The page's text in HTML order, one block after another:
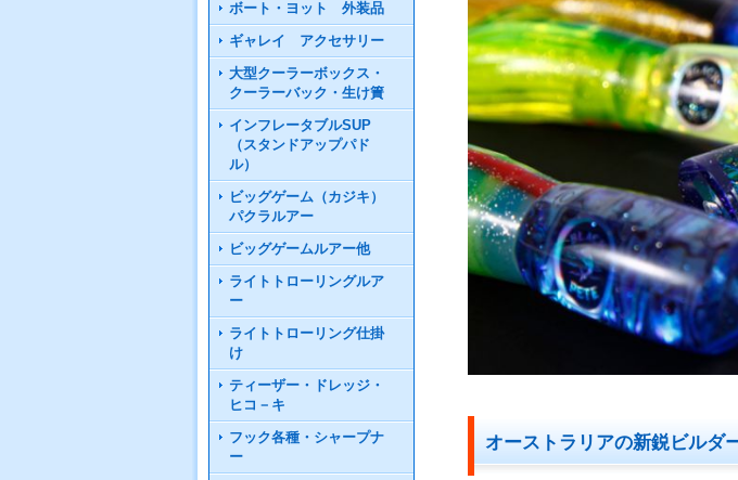
ボート・ヨット 外装品
ギャレイ アクセサリー
大型クーラーボックス・
クーラーバック・生け簀
インフレータブルSUP
（スタンドアップパド
ル）
ビッグゲーム（カジキ）
パクラルアー
ビッグゲームルアー他
ライトトローリングルア
ー
ライトトローリング仕掛
け
ティーザー・ドレッジ・
ヒコ－キ
フック各種・シャープナ
ー
オーストラリアの新鋭ビル